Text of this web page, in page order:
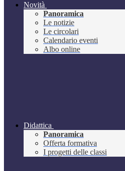
Novità
Panoramica
Le notizie
Le circolari
Calendario eventi
Albo online
Didattica
Panoramica
Offerta formativa
I progetti delle classi